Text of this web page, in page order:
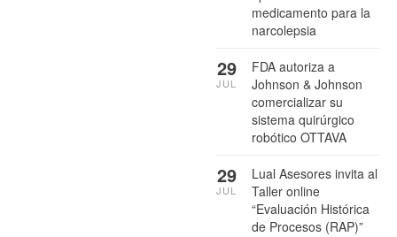
medicamento para la
narcolepsia
FDA autoriza a
Johnson & Johnson
comercializar su
sistema quirúrgico
robótico OTTAVA
29
JUL
Lual Asesores invita al
Taller online
“Evaluación Histórica
de Procesos (RAP)”
29
JUL